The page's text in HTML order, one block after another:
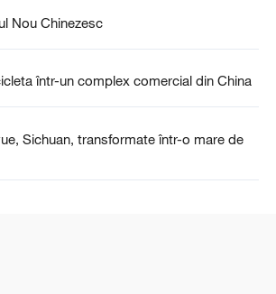
Nou Chinezesc
într-un complex comercial din China
Sichuan, transformate într-o mare de